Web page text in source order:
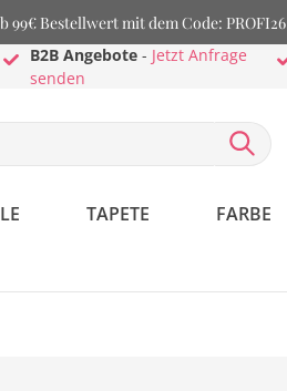
99€ Bestellwert mit dem Code: PROFI26
B2B Angebote- Jetzt Anfrage
senden
TAPETE FARBE